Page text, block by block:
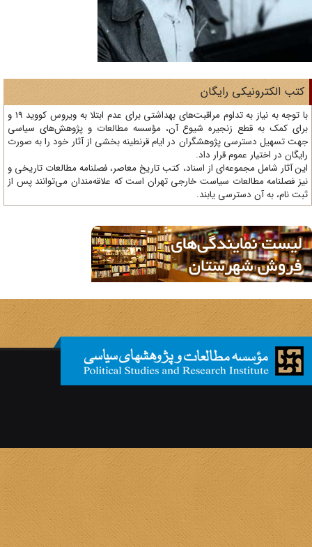
الکترونیکی رایگان
با توجه به نیاز به تداوم مراقبت‌های بهداشتی برای عدم ابتلا به ویروس کووید 19 و
کمک به قطع زنجیره شیوع آن، مؤسسه مطالعات و پژوهش‌های سیاسی
تسهیل دسترسی پژوهشگران در ایام قرنطینه بخشی از آثار خود را به صورت
در اختیار عموم قرار داد.
آثار شامل مجموعه‌ای از اسناد، کتب تاریخ معاصر، فصلنامه‌ مطالعات تاریخی و
فصلنامه مطالعات سیاست خارجی تهران است که علاقه‌مندان می‌توانند پس از
نام، به آن دسترسی یابند.